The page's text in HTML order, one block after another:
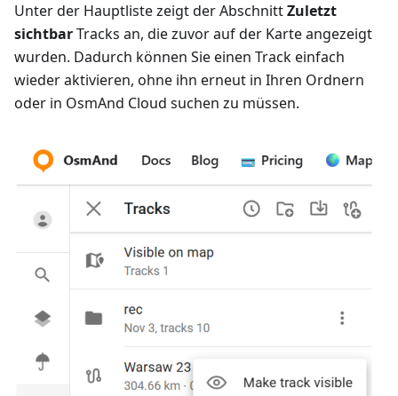
Unter der Hauptliste zeigt der AbschnittZuletzt
sichtbarTracks an, die zuvor auf der Karte angezeigt
wurden. Dadurch können Sie einen Track einfach
wieder aktivieren, ohne ihn erneut in Ihren Ordnern
oder in OsmAnd Cloud suchen zu müssen.